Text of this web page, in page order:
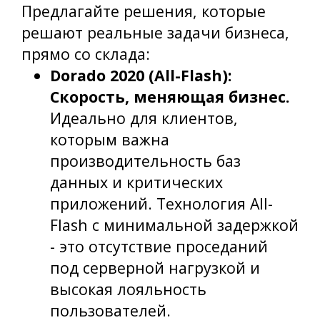
Предлагайте решения, которые
решают реальные задачи бизнеса,
прямо со склада:
Dorado 2020 (All-Flash):
Скорость, меняющая бизнес.
Идеально для клиентов,
которым важна
производительность баз
данных и критических
приложений. Технология All-
Flash с минимальной задержкой
- это отсутствие проседаний
под серверной нагрузкой и
высокая лояльность
пользователей.